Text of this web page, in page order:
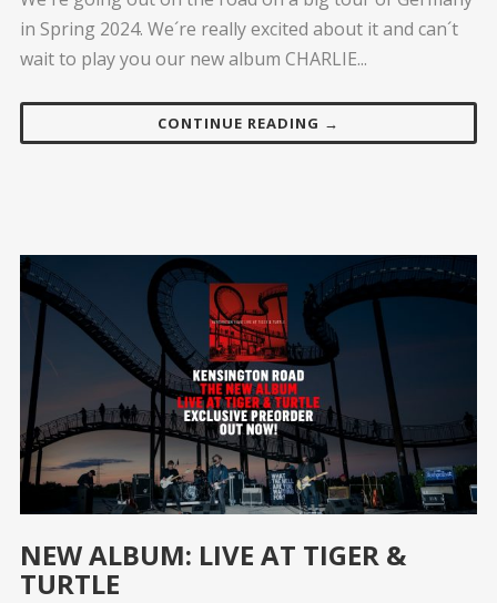
in Spring 2024. We´re really excited about it and can´t
wait to play you our new album CHARLIE...
CONTINUE READING →
NEW ALBUM: LIVE AT TIGER &
TURTLE